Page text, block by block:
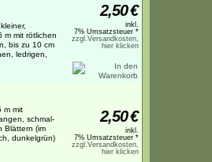
m mit rötlichen
bis zu 10 cm
ledrigen,
2,50€
inkl.
7% Umsatzsteuer *
zzgl.Versandkosten,
hier klicken
m mit
schmal-
Blättern (im
dunkelgrün)
2,50€
inkl.
7% Umsatzsteuer *
zzgl.Versandkosten,
hier klicken